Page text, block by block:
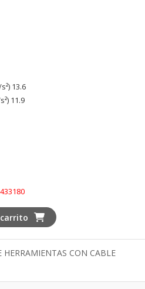
13.6
11.9
HERRAMIENTAS CON CABLE